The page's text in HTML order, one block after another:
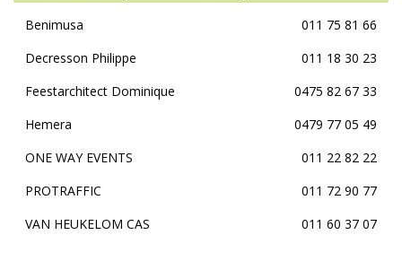
Benimusa
011 75 81 66
Decresson Philippe
011 18 30 23
Feestarchitect Dominique
0475 82 67 33
Hemera
0479 77 05 49
ONE WAY EVENTS
011 22 82 22
PROTRAFFIC
011 72 90 77
VAN HEUKELOM CAS
011 60 37 07